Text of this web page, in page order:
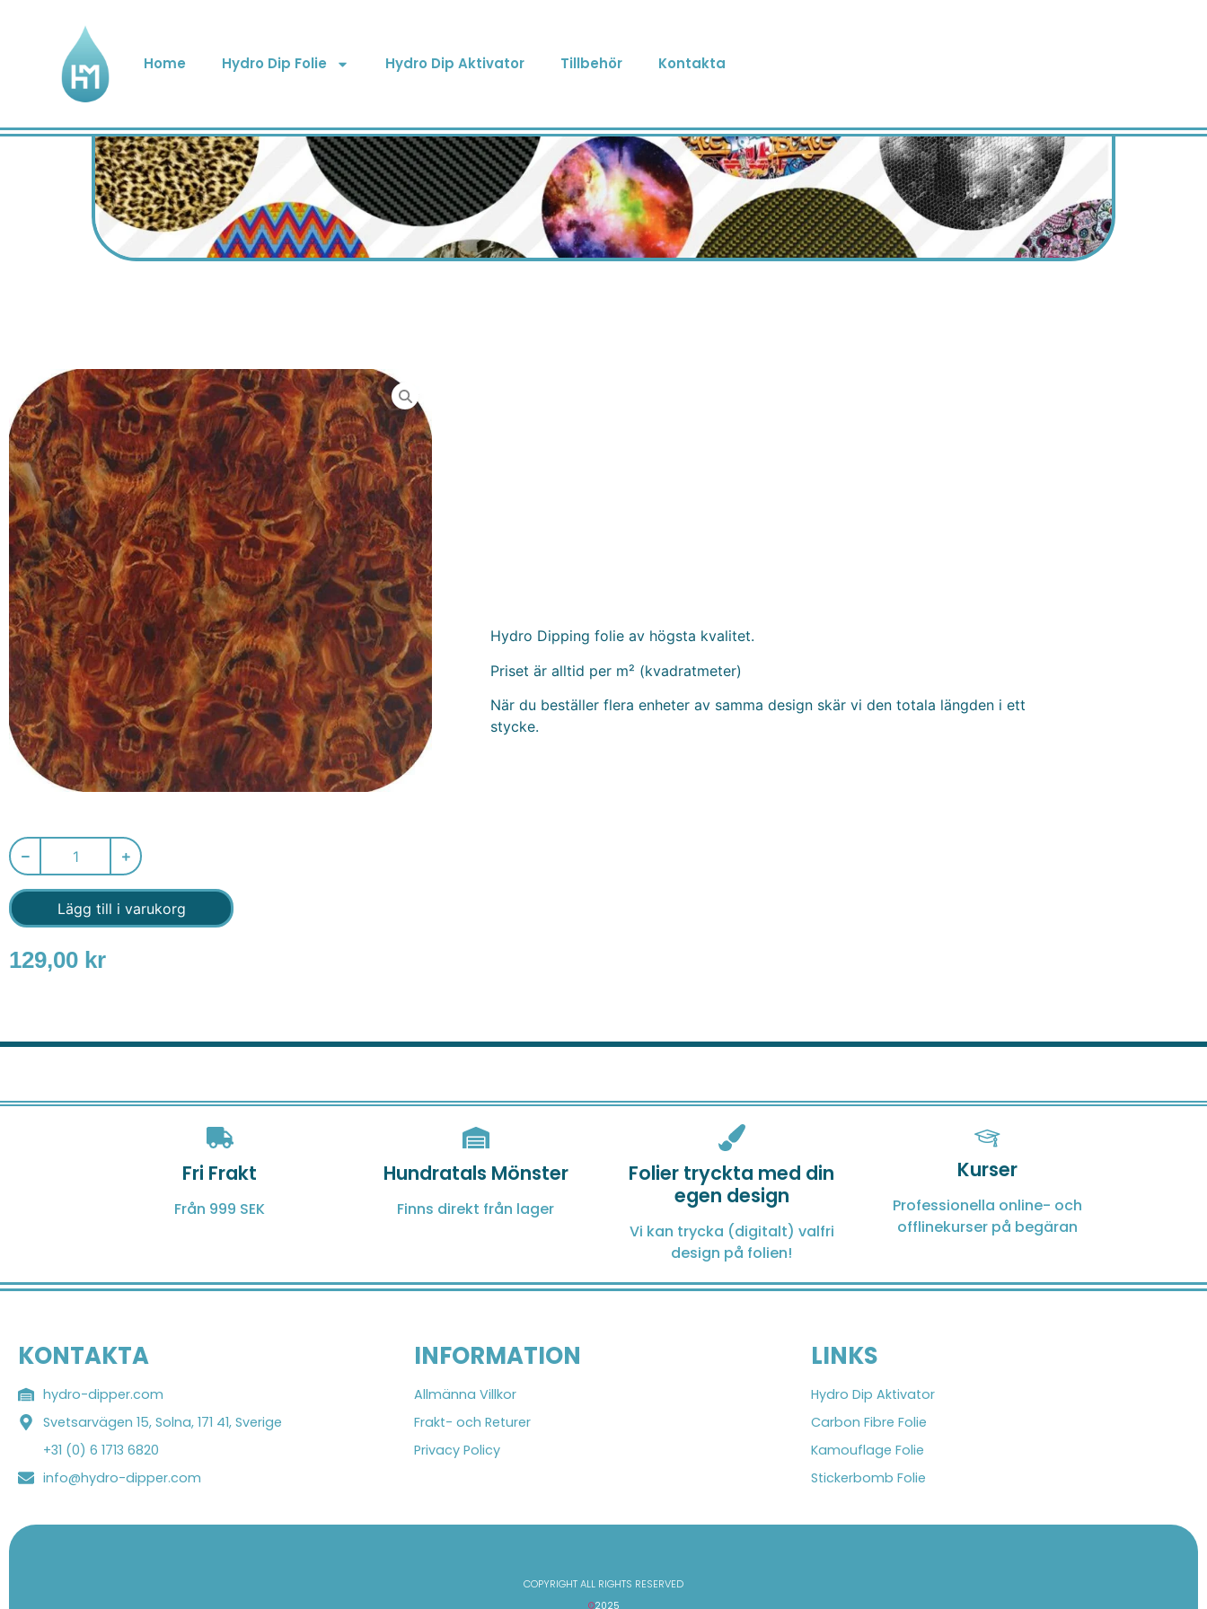
Home Hydro Dip Folie Hydro Dip Aktivator Tillbehör Kontakta
Lägg till i varukorg
129,00 kr
Hydro Dipping folie av högsta kvalitet.
Priset är alltid per m² (kvadratmeter)
När du beställer flera enheter av samma design skär vi den totala längden i ett
stycke.
Fri Frakt
Från 999 SEK
Hundratals Mönster
Finns direkt från lager
Folier tryckta med din
egen design
Vi kan trycka (digitalt) valfri
design på folien!
Kurser
Professionella online- och
offlinekurser på begäran
KONTAKTA
hydro-dipper.com
Svetsarvägen 15, Solna, 171 41, Sverige
+31 (0) 6 1713 6820
info@hydro-dipper.com
INFORMATION
Allmänna Villkor
Frakt- och Returer
Privacy Policy
LINKS
Hydro Dip Aktivator
Carbon Fibre Folie
Kamouflage Folie
Stickerbomb Folie
COPYRIGHT ALL RIGHTS RESERVED
©2025